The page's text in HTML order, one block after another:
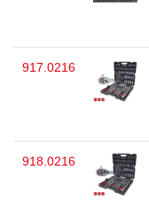
917.0216
918.0216